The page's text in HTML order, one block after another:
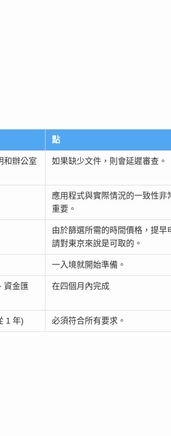
點
和辦公室
如果缺少文件，則會延遲審查。
應用程式與實際情況的一致性非
重要。
由於篩選所需的時間價格，提早
請對東京來說是可取的。
一入境就開始準備。
資金匯
在四個月內完成
1 年) 必須符合所有要求。